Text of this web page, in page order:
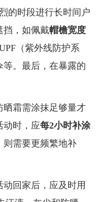
的时段进行长时间户
挡，如佩戴帽檐宽度
（紫外线防护系
。最后，在暴露的
晒霜需涂抹足够量才
动时，应每2小时补涂
则需要更频繁地补
动回家后，应及时用